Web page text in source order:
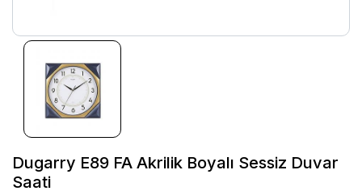
Dugarry E89 FA Akrilik Boyalı Sessiz Duvar
Saati